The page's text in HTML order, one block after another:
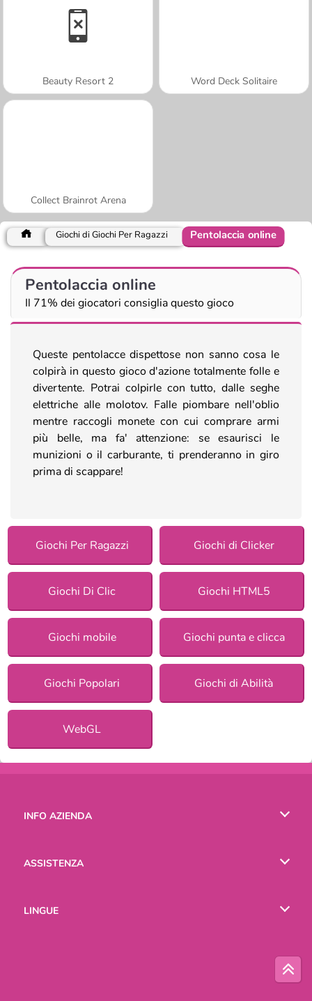
Beauty Resort 2 Word Deck Solitaire
Collect Brainrot Arena
Giochi di Giochi Per Ragazzi Pentolaccia online
Pentolaccia online
Il 71% dei giocatori consiglia questo gioco
Queste pentolacce dispettose non sanno cosa le
colpirà in questo gioco d'azione totalmente folle e
divertente. Potrai colpirle con tutto, dalle seghe
elettriche alle molotov. Falle piombare nell'oblio
mentre raccogli monete con cui comprare armi
più belle, ma fa' attenzione: se esaurisci le
munizioni o il carburante, ti prenderanno in giro
prima di scappare!
Giochi Per Ragazzi Giochi di Clicker
Giochi Di Clic Giochi HTML5
Giochi mobile Giochi punta e clicca
Giochi Popolari Giochi di Abilità
WebGL
INFO AZIENDA
ASSISTENZA
LINGUE